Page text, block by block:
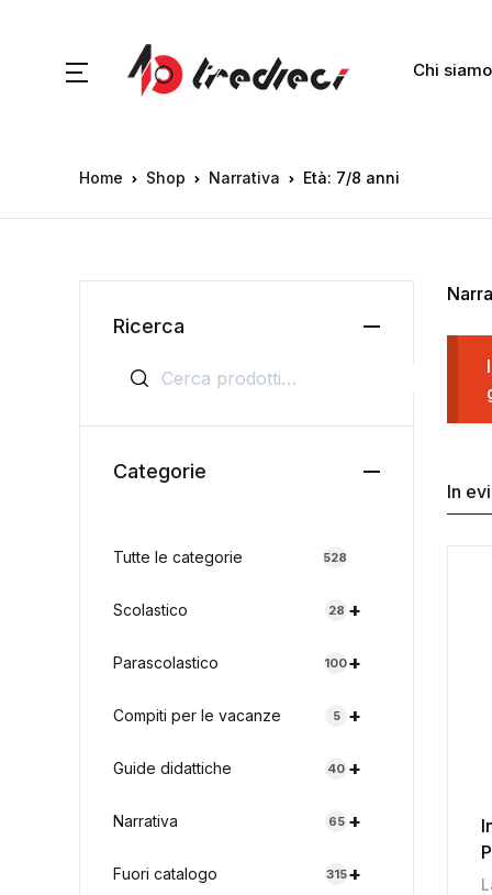
Chi siamo
Home Shop Narrativa Età: 7/8 anni
In
Ricerca
Cerca:
Categorie
Tutte le categorie 528
+
Scolastico 28
+
Parascolastico 100
+
Compiti per le vacanze 5
+
Guide didattiche 40
+
Narrativa 65
+
Fuori catalogo 315